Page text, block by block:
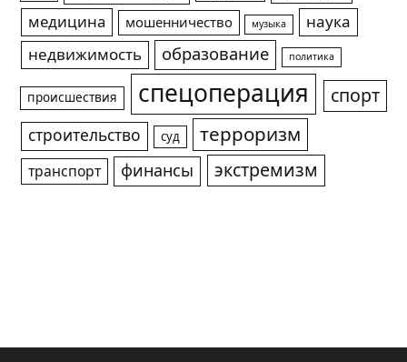
медицина
мошенничество музыка
наука
недвижимость
образование политика
происшествия спецоперация спорт
строительство суд терроризм
транспорт финансы экстремизм